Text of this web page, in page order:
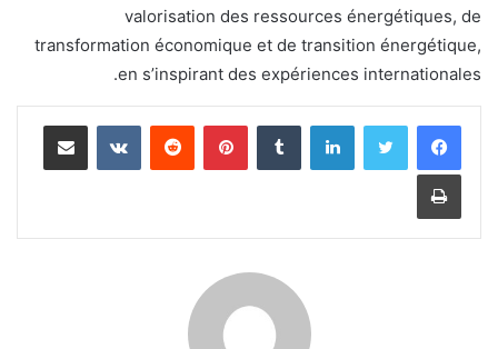
valorisation des ressources énergétiques, de
transformation économique et de transition énergétique,
en s’inspirant des expériences internationales.
لينكدإن بينتيريست مشاركة عبر البريد
طباعة